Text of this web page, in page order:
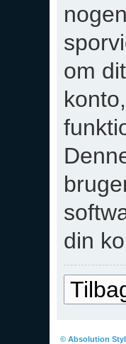
om
din
© Absolution